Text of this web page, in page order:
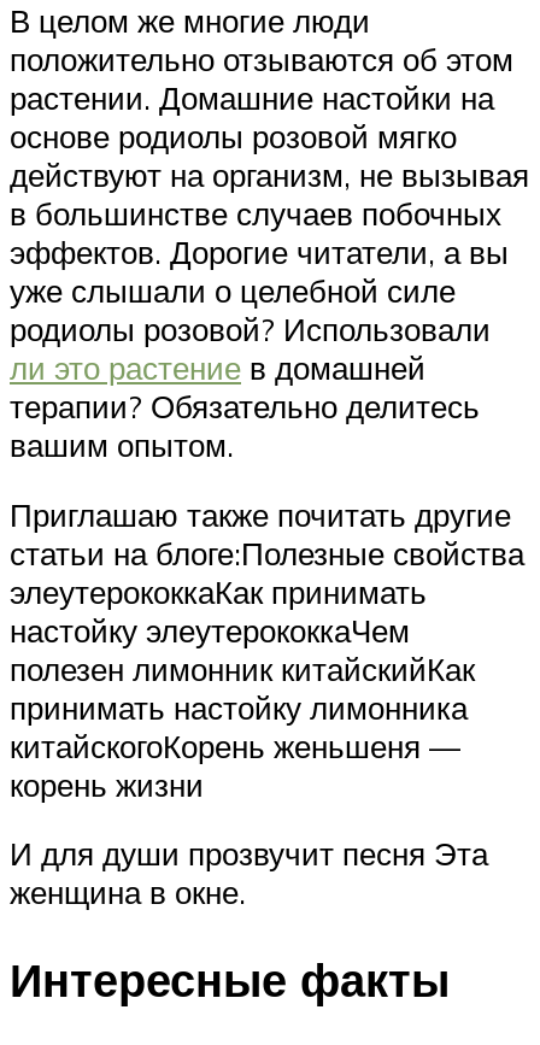
В целом же многие люди
положительно отзываются об этом
растении. Домашние настойки на
основе родиолы розовой мягко
действуют на организм, не вызывая
в большинстве случаев побочных
эффектов. Дорогие читатели, а вы
уже слышали о целебной силе
родиолы розовой? Использовали
ли это растение в домашней
терапии? Обязательно делитесь
вашим опытом.
Приглашаю также почитать другие
статьи на блоге:Полезные свойства
элеутерококкаКак принимать
настойку элеутерококкаЧем
полезен лимонник китайскийКак
принимать настойку лимонника
китайскогоКорень женьшеня —
корень жизни
И для души прозвучит песня Эта
женщина в окне.
Интересные факты